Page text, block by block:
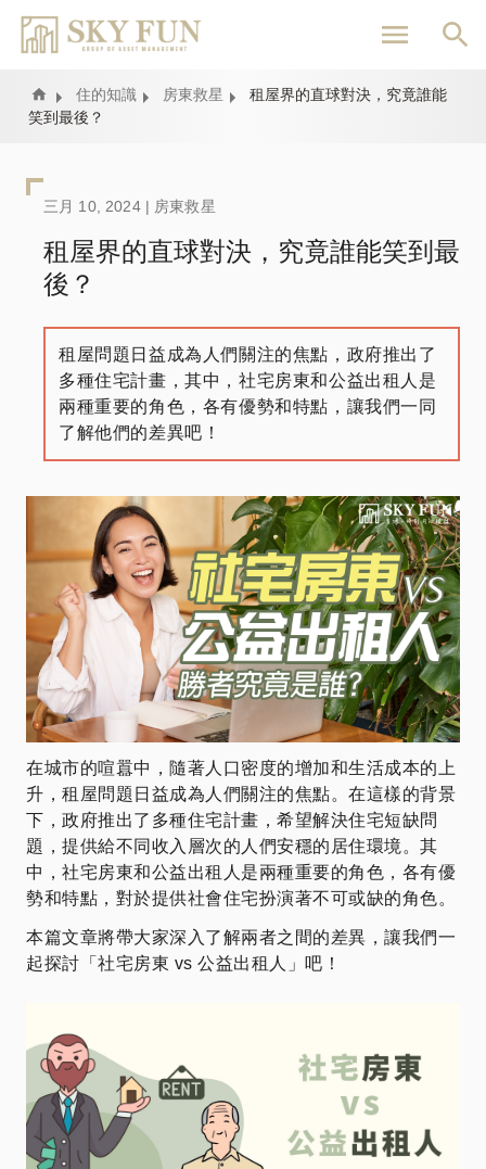
內
Home 住的知識 房東救星
租屋界的直球對決，究竟誰能
笑到最後？
三月 10, 2024 | 房東救星
租屋界的直球對決，究竟誰能笑到最
後？
租屋問題日益成為人們關注的焦點，政府推出了
多種住宅計畫，其中，社宅房東和公益出租人是
兩種重要的角色，各有優勢和特點，讓我們一同
了解他們的差異吧！
在城市的喧囂中，隨著人口密度的增加和生活成本的上
升，租屋問題日益成為人們關注的焦點。在這樣的背景
下，政府推出了多種住宅計畫，希望解決住宅短缺問
題，提供給不同收入層次的人們安穩的居住環境。其
中，社宅房東和公益出租人是兩種重要的角色，各有優
勢和特點，對於提供社會住宅扮演著不可或缺的角色。
本篇文章將帶大家深入了解兩者之間的差異，讓我們一
起探討「社宅房東 vs 公益出租人」吧！